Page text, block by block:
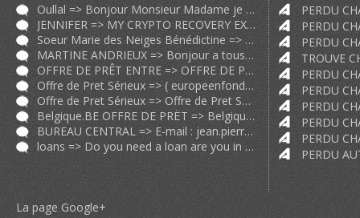
Oullal => Bonjour Monsieur Madame je me présente à vous. Je suis Madame Oull
JENNIFER => MY CRYPTO RECOVERY EXPERIENCE 2024 WARNING: Scammers BEWARE! I'm abou
Soeur Marie des Neiges Bénédictine => Nous venons de trouver un chat semblable au vôtre. Sa photo est sur p
MARTINE ANDRIEUX => Bonjour a tous Victimes Je me suis fait arnaquer et je vous raconte do
OFFRE DE PRÊT ENTRE => OFFRE DE PRÊT ENTRE PARTICULIER SÉRIEUX EN 72H A 0 80 EN FRANCE FR
Offre de Pret Sérieux => ( europeenfondssocial@gmail.com
)
Offre de Pret Sérieux => Offre de Pret Sérieux et Rapide 24H;72h;2 9 particulier.ch particul
Belgique.BE OFFRE DE PRËT => Belgique.BE OFFRE DE PRËT ENTRE PARTICULIER Très sérieux et rapide
BUREAU CENTRAL => E-mail : jean.pierrebrauoirccunit@gmail.com
loans => Do you need a loan are you in debts did your bank say no We offer pers
La page Google+